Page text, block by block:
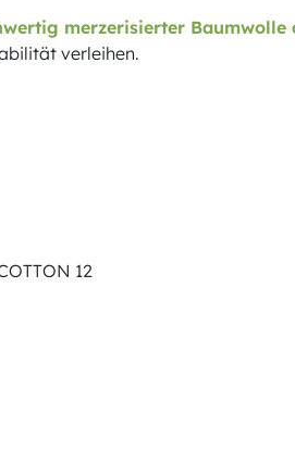
merzerisierter Baumwolle
verleihen.
12